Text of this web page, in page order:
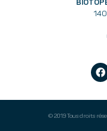
© 2019 Tous droits